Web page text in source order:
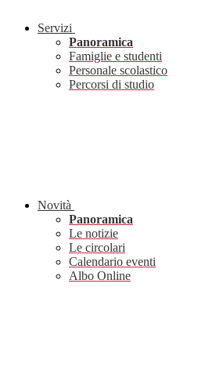
Servizi
Panoramica
Famiglie e studenti
Personale scolastico
Percorsi di studio
Novità
Panoramica
Le notizie
Le circolari
Calendario eventi
Albo Online